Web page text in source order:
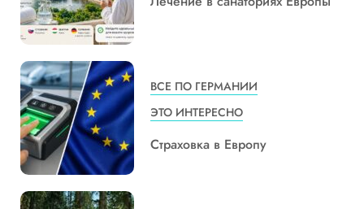
ВСЕ ПО ГЕРМАНИИ
ЭТО ИНТЕРЕСНО
Страховка в Европу